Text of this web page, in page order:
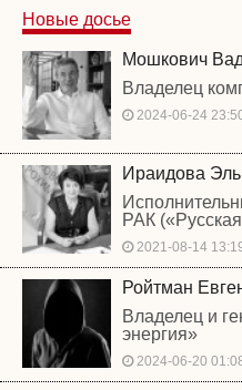
Новые досье
Мошкович
Владелец
2024-06-24
Ираидова
РАК
2021-08-14
Ройтман
Владелец и
энергия»
2024-06-20